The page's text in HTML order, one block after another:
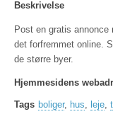
Beskrivelse
Post en gratis
det forfremmet online.
de større byer.
Hjemmesidens
Tags boliger, hus, leje,